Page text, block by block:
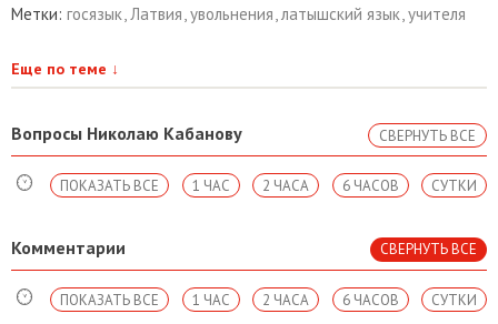
Метки: госязык Латвия увольнения латышский язык учителя
Еще по теме ↓
Вопросы Николаю Кабанову СВЕРНУТЬ ВСЕ
СУТКИ
6 ЧАСОВ
2 ЧАСА
1 ЧАС
ПОКАЗАТЬ ВСЕ
Комментарии СВЕРНУТЬ ВСЕ
СУТКИ
6 ЧАСОВ
2 ЧАСА
1 ЧАС
ПОКАЗАТЬ ВСЕ